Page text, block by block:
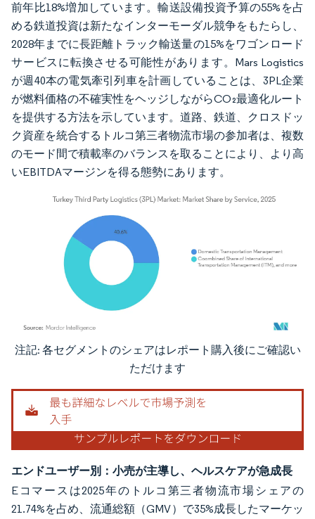
前年比18%増加しています。輸送設備投資予算の55%を占
める鉄道投資は新たなインターモーダル競争をもたらし、
2028年までに長距離トラック輸送量の15%をワゴンロード
サービスに転換させる可能性があります。Mars Logistics
が週40本の電気牽引列車を計画していることは、3PL企業
が燃料価格の不確実性をヘッジしながらCO₂最適化ルート
を提供する方法を示しています。道路、鉄道、クロスドッ
ク資産を統合するトルコ第三者物流市場の参加者は、複数
のモード間で積載率のバランスを取ることにより、より高
いEBITDAマージンを得る態勢にあります。
画像 © Mordor Intelligence。再利用にはCC BY 4.0の表示が必要です。
注記: 各セグメントのシェアはレポート購入後にご確認い
ただけます
エンドユーザー別：小売が主導し、ヘルスケアが急成長
Eコマースは2025年のトルコ第三者物流市場シェアの
21.74%を占め、流通総額（GMV）で35%成長したマーケッ